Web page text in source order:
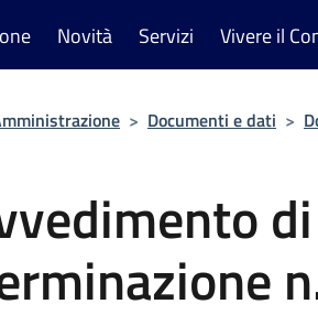
Novità Servizi Vivere il
> Documenti e dati >